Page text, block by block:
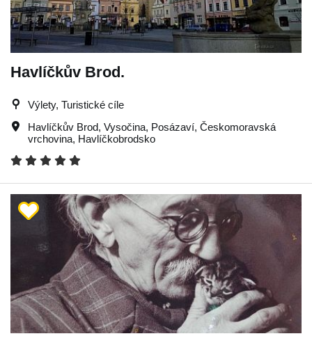
Havlíčkův Brod.
Výlety, Turistické cíle
Havlíčkův Brod, Vysočina, Posázaví, Českomoravská
vrchovina, Havlíčkobrodsko